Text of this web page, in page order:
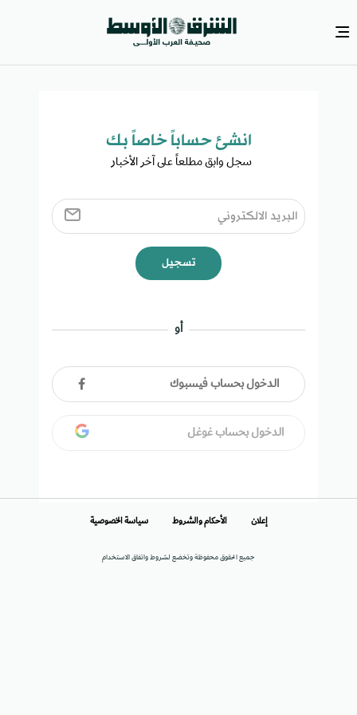
انشئ حساباً خاصاً بك​
سجل وابق مطلعاً على آخر الأخبار ​
تسجيل
أو
الدخول بحساب فيسبوك
الدخول بحساب غوغل
جميع الحقوق محفوظة وتخضع لشروط واتفاق الاستخدام
إعلان الأحكام والشروط سياسة الخصوصية